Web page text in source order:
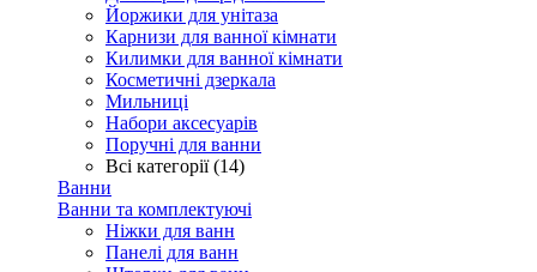
Йоржики для унітаза
Карнизи для ванної кімнати
Килимки для ванної кімнати
Косметичні дзеркала
Мильниці
Набори аксесуарів
Поручні для ванни
Всі категорії (14)
Ванни
Ванни та комплектуючі
Ніжки для ванн
Панелі для ванн